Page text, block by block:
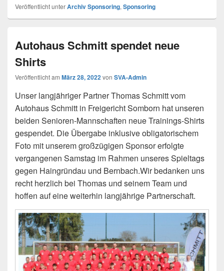
Veröffentlicht unterArchiv Sponsoring, Sponsoring
Autohaus Schmitt spendet neue
Shirts
Veröffentlicht am März 28, 2022von SVA-Admin
Unser langjähriger Partner Thomas Schmitt vom
Autohaus Schmitt in Freigericht Somborn hat unseren
beiden Senioren-Mannschaften neue Trainings-Shirts
gespendet. Die Übergabe inklusive obligatorischem
Foto mit unserem großzügigen Sponsor erfolgte
vergangenen Samstag im Rahmen unseres Spieltags
gegen Haingründau und Bernbach.Wir bedanken uns
recht herzlich bei Thomas und seinem Team und
hoffen auf eine weiterhin langjährige Partnerschaft.